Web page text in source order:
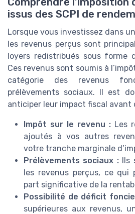
issus des SCPI de
Lorsque vous investissez dans
les revenus perçus sont
loyers redistribués sous forme
Ces revenus sont soumis à
catégorie des revenus
prélèvements sociaux. Il est
anticiper leur impact fiscal avant
Impôt sur le revenu : Les
ajoutés à vos autres
votre tranche marginale
Prélèvements sociaux :Ils
les revenus perçus, ce qui
part significative de la
Possibilité de déficit
supérieures aux revenus,